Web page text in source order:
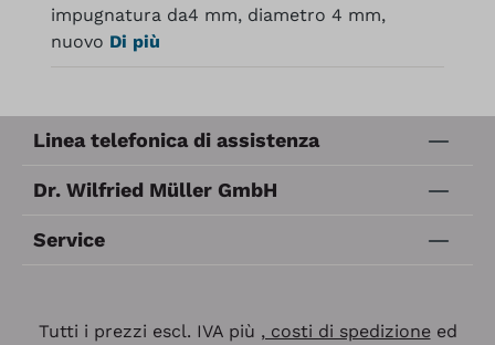
impugnatura da4 mm, diametro 4 mm,
nuovo Di più
Linea telefonica di assistenza
Dr. Wilfried Müller GmbH
Service
Tutti i prezzi escl. IVA più , costi di spedizioneed